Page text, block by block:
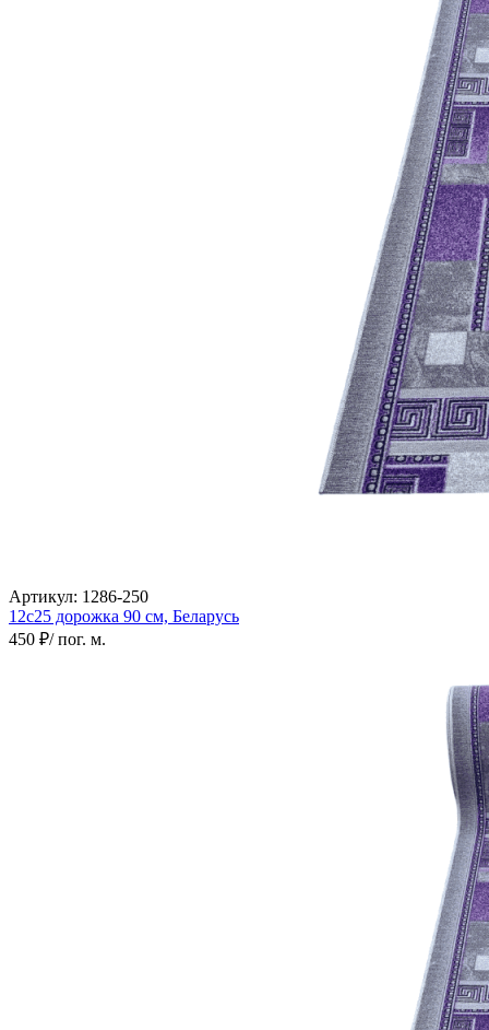
Артикул: 1286-250
12с25 дорожка 90 см, Беларусь
450 ₽/ пог. м.